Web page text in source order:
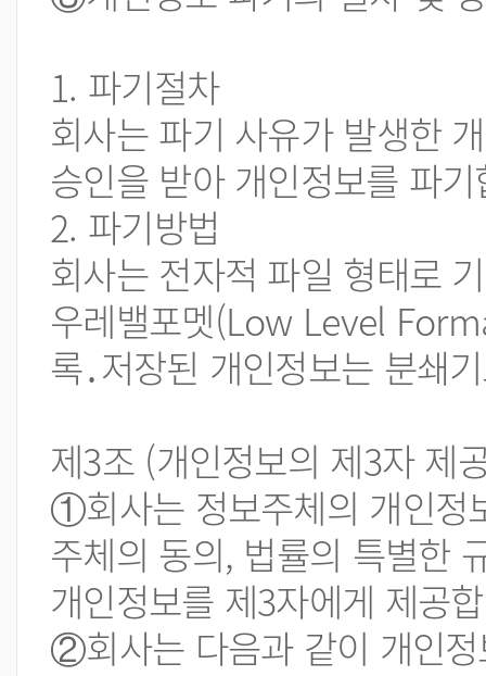
1. 파기절차
회사는 파기 사유가 발생한
승인을 받아 개인정보를 파
2. 파기방법
회사는 전자적 파일 형태로
우레밸포멧(Low Level
록․저장된 개인정보는 분쇄
제3조 (개인정보의 제3자 제
①회사는 정보주체의 개인정
주체의 동의, 법률의 특별한
개인정보를 제3자에게 제공
②회사는 다음과 같이 개인